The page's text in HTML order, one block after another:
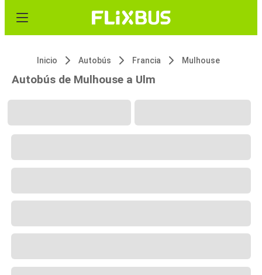
Inicio Autobús Francia Mulhouse
Autobús de Mulhouse a Ulm